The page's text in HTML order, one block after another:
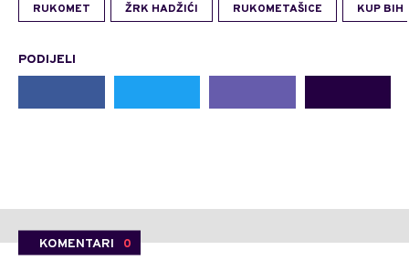
RUKOMET ŽRK HADŽIĆI RUKOMETAŠICE KUP BIH
PODIJELI
KOMENTARI 0